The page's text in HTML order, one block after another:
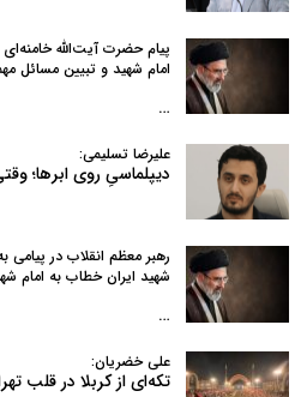
پیام حضرت آیت‌الله
امام شهید و تبیین مسائل
…
علیرضا تسلیمی:
دیپلماسیِ روی ابرها؛
رهبر معظم انقلاب در
شهید ایران خطاب به امام
…
علی خضریان:
تکه‌ای از کربلا در قلب